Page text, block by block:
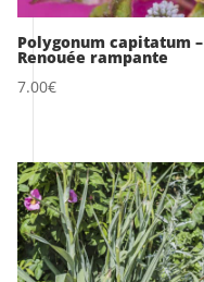
Polygonum capitatum –
Renouée rampante
7.00€